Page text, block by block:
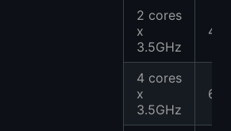
2 cores
x
3.5GHz
4 cores
x
3.5GHz